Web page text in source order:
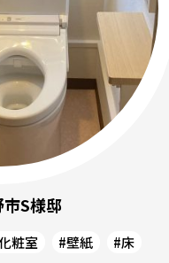
S様邸
粧室 #壁紙 #床